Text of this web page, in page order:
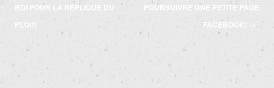
des
articles
RDI POUR LA RÉPLIQUE DU
PLQ!!!
POURSUIVRE UNE PETITE PAGE
FACEBOOK!
→